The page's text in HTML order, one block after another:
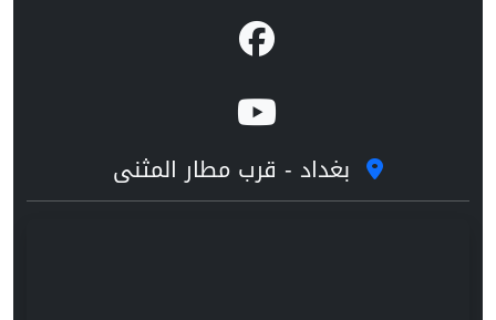
بغداد - قرب مطار المثنى